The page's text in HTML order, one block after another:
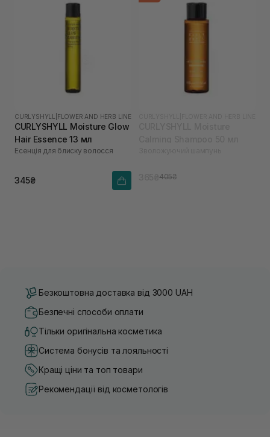
CURLYSHYLL FLOWER AND HERB LINE
CURLYSHYLL Moisture Glow
Hair Essence 13 мл
Есенція для блиску волосся
345₴ 405₴
Безкоштовна доставка від 3000 UAH
Безпечні способи оплати
Тільки оригінальна косметика
Система бонусів та лояльності
Кращі ціни та топ товари
Рекомендації від косметологів